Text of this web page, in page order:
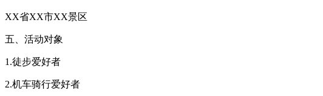
XX省XX市XX景区
五、活动对象
1.徒步爱好者
2.机车骑行爱好者